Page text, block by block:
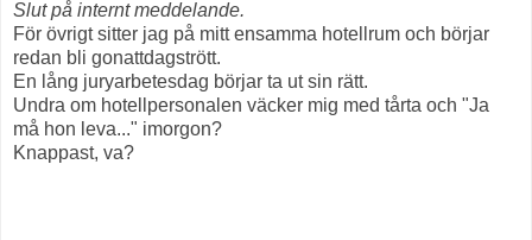
Slut på internt meddelande.
För övrigt sitter jag på mitt ensamma hotellrum och börjar
redan bli gonattdagstrött.
En lång juryarbetesdag börjar ta ut sin rätt.
Undra om hotellpersonalen väcker mig med tårta och "Ja
må hon leva..." imorgon?
Knappast, va?